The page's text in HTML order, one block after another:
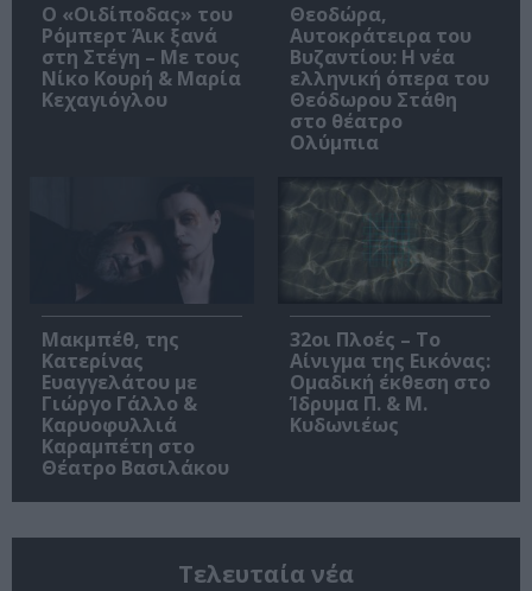
O «Οιδίποδας» του
Ρόμπερτ Άικ ξανά
στη Στέγη – Με τους
Νίκο Κουρή & Μαρία
Κεχαγιόγλου
Θεοδώρα,
Αυτοκράτειρα του
Βυζαντίου: Η νέα
ελληνική όπερα του
Θεόδωρου Στάθη
στο θέατρο
Ολύμπια
Μακμπέθ, της
Κατερίνας
Ευαγγελάτου με
Γιώργο Γάλλο &
Καρυοφυλλιά
Καραμπέτη στο
Θέατρο Βασιλάκου
32οι Πλοές – Το
Αίνιγμα της Εικόνας:
Ομαδική έκθεση στο
Ίδρυμα Π. & Μ.
Κυδωνιέως
Τελευταία νέα